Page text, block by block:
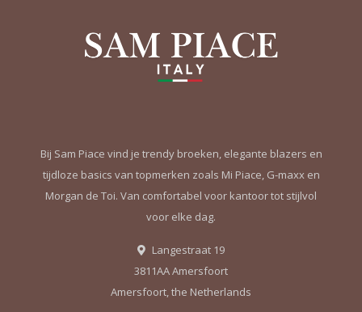
Bij Sam Piace vind je trendy broeken, elegante blazers en
tijdloze basics van topmerken zoals Mi Piace, G-maxx en
Morgan de Toi. Van comfortabel voor kantoor tot stijlvol
voor elke dag.
Langestraat 19
3811AA Amersfoort
Amersfoort, the Netherlands